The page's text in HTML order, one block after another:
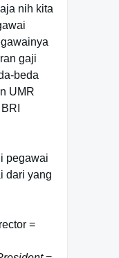
nih kita
gaji
beda
UMR
pegawai
dari yang
=